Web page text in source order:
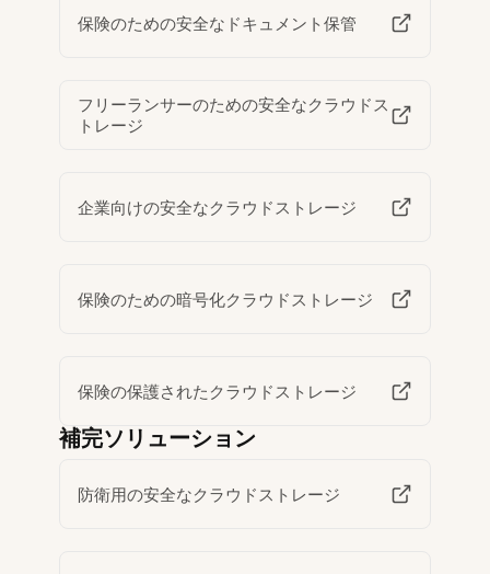
保険のための安全なドキュメント保管
フリーランサーのための安全なクラウドス
トレージ
企業向けの安全なクラウドストレージ
保険のための暗号化クラウドストレージ
保険の保護されたクラウドストレージ
補完ソリューション
防衛用の安全なクラウドストレージ